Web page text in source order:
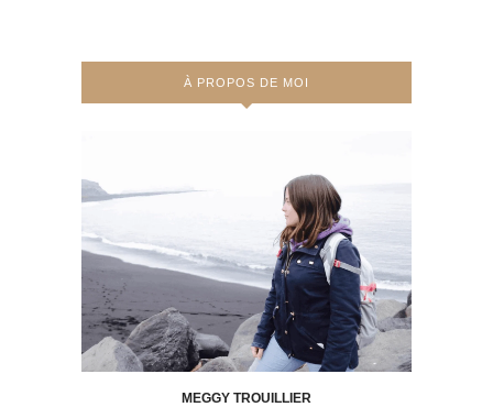
À PROPOS DE MOI
MEGGY TROUILLIER